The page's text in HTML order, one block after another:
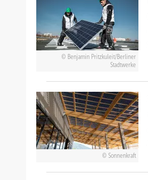
Benjamin Pritzkuleit/Berliner
Stadtwerke
Sonnenkraft